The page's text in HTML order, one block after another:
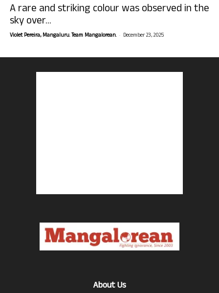
A rare and striking colour was observed in the
sky over...
Violet Pereira, Mangaluru. Team Mangalorean. - December 23, 2025
About Us